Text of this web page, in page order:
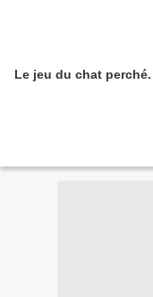
Le jeu du chat perché.